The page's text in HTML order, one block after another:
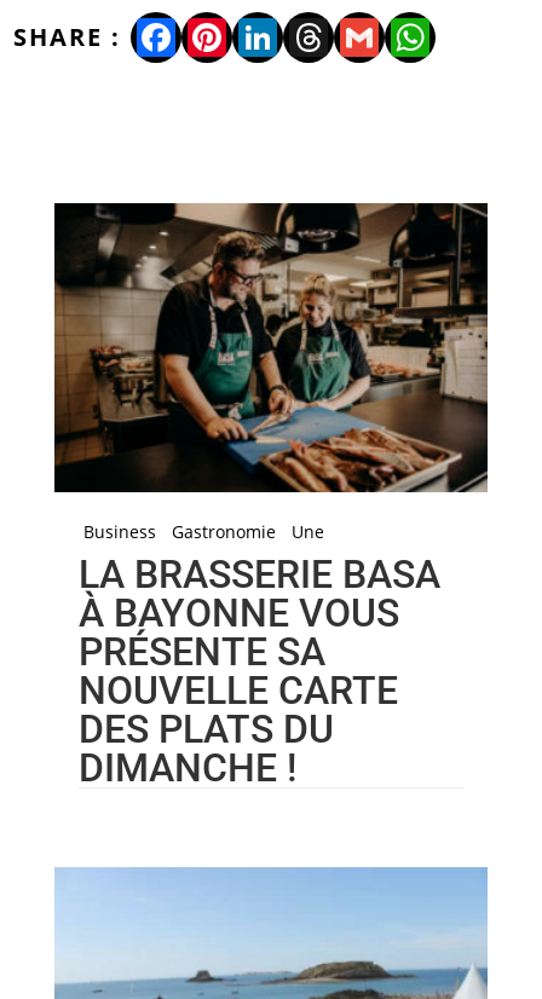
Facebook
Pinterest
LinkedIn
Threads
Gmail
Business Gastronomie Une
LA BRASSERIE BASA
À BAYONNE VOUS
PRÉSENTE SA
NOUVELLE CARTE
DES PLATS DU
DIMANCHE !